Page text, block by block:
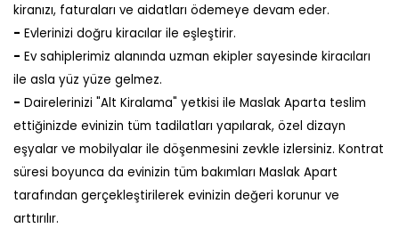
kiranızı, faturaları ve aidatları ödemeye devam eder.
- Evlerinizi doğru kiracılar ile eşleştirir.
- Ev sahiplerimiz alanında uzman ekipler sayesinde kiracıları
ile asla yüz yüze gelmez.
- Dairelerinizi "Alt Kiralama" yetkisi ile Maslak Aparta teslim
ettiğinizde evinizin tüm tadilatları yapılarak, özel dizayn
eşyalar ve mobilyalar ile döşenmesini zevkle izlersiniz. Kontrat
süresi boyunca da evinizin tüm bakımları Maslak Apart
tarafından gerçekleştirilerek evinizin değeri korunur ve
arttırılır.